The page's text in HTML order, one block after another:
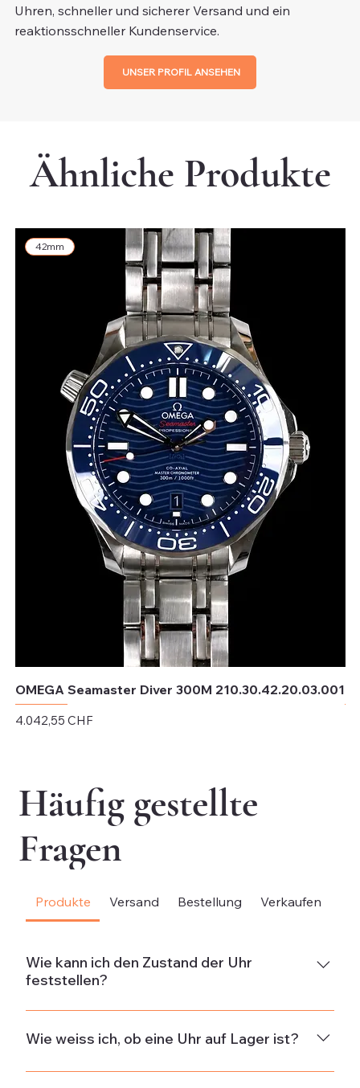
Uhren, schneller und sicherer Versand und ein
reaktionsschneller Kundenservice.
UNSER PROFIL ANSEHEN
Ähnliche Produkte
42mm
OMEGA Seamaster Diver 300M 210.30.42.20.03.001
Preis
4.042,55 CHF
Häufig gestellte
Fragen
Produkte Versand Bestellung Verkaufen
Wie kann ich den Zustand der Uhr
feststellen?
NeuDie Uhr ist neu und weist keine Gebrauchsspuren
auf.Neuwertig & ungetragenDie Uhr ist in neuwertigem
alten Beständen stammt, kann sie minimale
Wie weiss ich, ob eine Uhr auf Lager ist?
Die Verfügbarkeit wird in der Beschreibung jeder Uhr